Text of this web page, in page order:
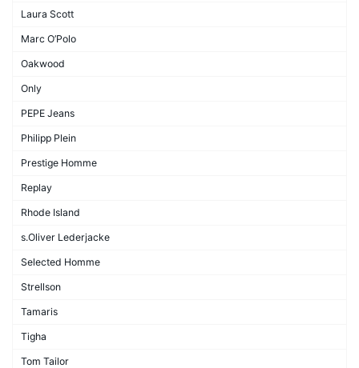
Laura Scott
Marc O’Polo
Oakwood
Only
PEPE Jeans
Philipp Plein
Prestige Homme
Replay
Rhode Island
s.Oliver Lederjacke
Selected Homme
Strellson
Tamaris
Tigha
Tom Tailor